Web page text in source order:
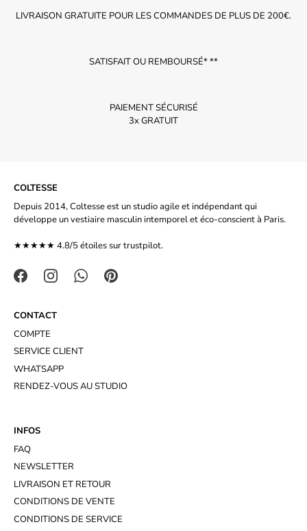
LIVRAISON GRATUITE POUR LES COMMANDES DE PLUS DE 200€.
SATISFAIT OU REMBOURSÉ* **
PAIEMENT SÉCURISÉ
3x GRATUIT
COLTESSE
Depuis 2014, Coltesse est un studio agile et indépendant qui
développe un vestiaire masculin intemporel et éco-conscient à Paris.
★★★★★ 4.8/5 étoiles surtrustpilot.
CONTACT
COMPTE
SERVICE CLIENT
WHATSAPP
RENDEZ-VOUS AU STUDIO
INFOS
FAQ
NEWSLETTER
LIVRAISON ET RETOUR
CONDITIONS DE VENTE
CONDITIONS DE SERVICE